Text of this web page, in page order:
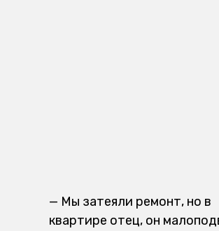
— Мы затеяли ремонт, но в
квартире отец, он